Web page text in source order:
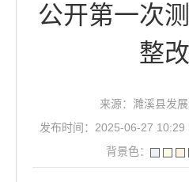
公开第一次
整
来源：濉溪县发
发布时间：2025-06-27 10:29
背景色：